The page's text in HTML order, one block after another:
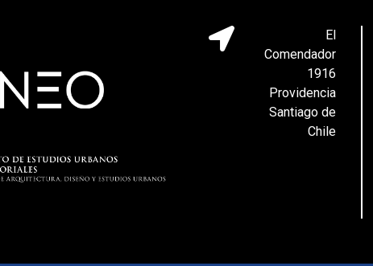
El
Comendador
1916
Providencia
Santiago de
Chile